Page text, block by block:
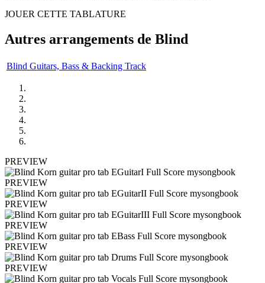
JOUER CETTE TABLATURE
Autres arrangements de Blind
Blind Guitars, Bass & Backing Track
PREVIEW
PREVIEW
PREVIEW
PREVIEW
PREVIEW
PREVIEW